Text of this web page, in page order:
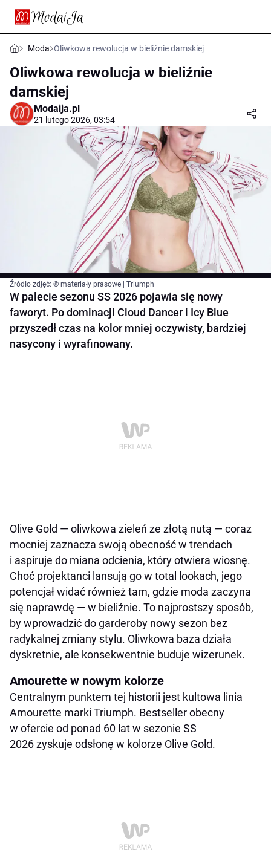
Moda Oliwkowa rewolucja w bieliźnie damskiej
Oliwkowa rewolucja w bieliźnie
damskiej
Modaija.pl
21 lutego 2026, 03:54
Źródło zdjęć: © materiały prasowe | Triumph
W palecie sezonu SS 2026 pojawia się nowy
faworyt. Po dominacji Cloud Dancer i Icy Blue
przyszedł czas na kolor mniej oczywisty, bardziej
nasycony i wyrafinowany.
Olive Gold — oliwkowa zieleń ze złotą nutą — coraz
mocniej zaznacza swoją obecność w trendach
i aspiruje do miana odcienia, który otwiera wiosnę.
Choć projektanci lansują go w total lookach, jego
potencjał widać również tam, gdzie moda zaczyna
się naprawdę — w bieliźnie. To najprostszy sposób,
by wprowadzić do garderoby nowy sezon bez
radykalnej zmiany stylu. Oliwkowa baza działa
dyskretnie, ale konsekwentnie buduje wizerunek.
Amourette w nowym kolorze
Centralnym punktem tej historii jest kultowa linia
Amourette marki Triumph. Bestseller obecny
w ofercie od ponad 60 lat w sezonie SS
2026 zyskuje odsłonę w kolorze Olive Gold.